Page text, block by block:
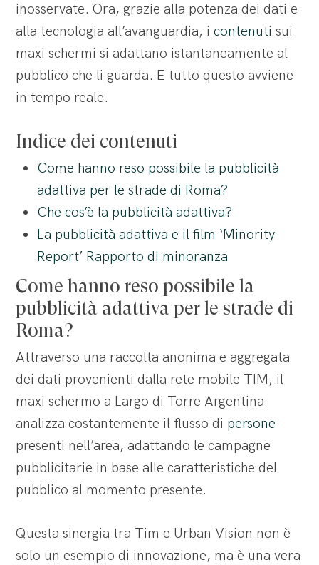
inosservate. Ora, grazie alla potenza dei dati e
alla tecnologia all’avanguardia, icontenuti sui
maxi schermi si adattano istantaneamente al
pubblico che li guarda. E tutto questo avviene
in tempo reale.
Indice dei contenuti
Come hanno reso possibile la pubblicità
adattiva per le strade di Roma?
Che cos’è la pubblicità adattiva?
La pubblicità adattiva e il film ‘Minority
Report’ Rapporto di minoranza
Come hanno reso possibile la
pubblicità adattiva per le strade di
Roma?
Attraverso una raccolta anonima e aggregata
dei dati provenienti dalla rete mobile TIM, il
maxi schermo a Largo di Torre Argentina
analizza costantemente il flusso di persone
presenti nell’area, adattando le campagne
pubblicitarie in base alle caratteristiche del
pubblico al momento presente.
Questa sinergia tra Tim e Urban Vision non è
solo un esempio di innovazione, ma è una vera